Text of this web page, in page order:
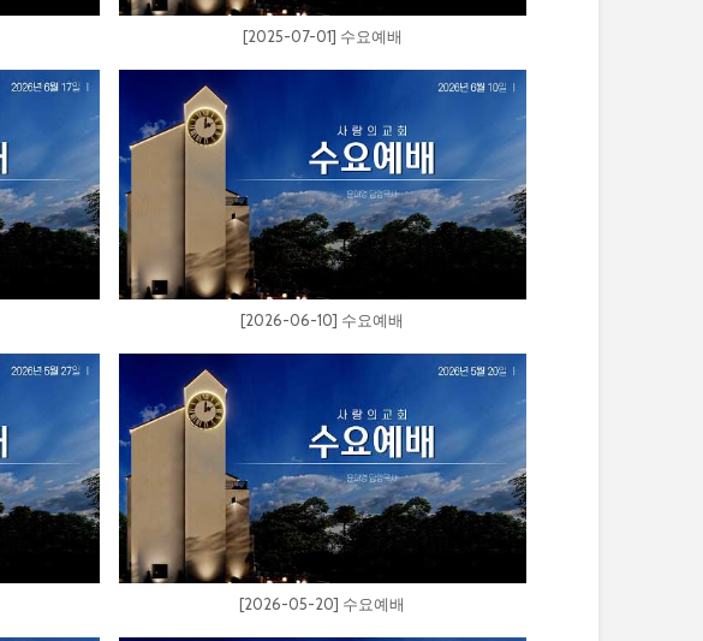
[2025-07-01] 수요예배
[2026-06-10] 수요예배
[2026-05-20] 수요예배